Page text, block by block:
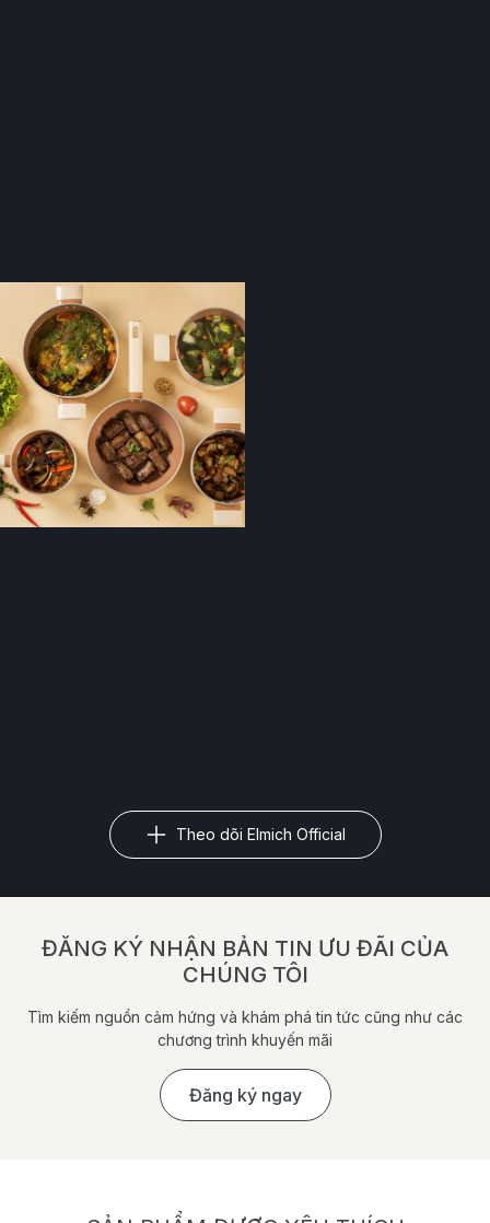
Theo dõi Elmich Official
ĐĂNG KÝ NHẬN BẢN TIN ƯU ĐÃI CỦA
CHÚNG TÔI
Tìm kiếm nguồn cảm hứng và khám phá tin tức cũng như các
chương trình khuyến mãi
Đăng ký ngay